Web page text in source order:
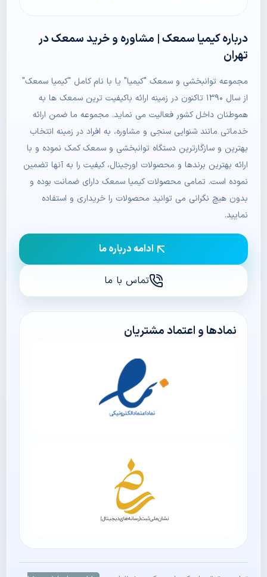
درباره کیمیا سمعک | مشاوره و خرید سمعک در
تهران
مجموعه توانبخشی و سمعک "کیمیا" یا با نام کامل "کیمیا سمعک"
از سال ۱۳۹۰ تاکنون در زمینه ارائه باکیفیت ترین سمعک ها به
هموطنان داخل کشور فعالیت می نماید. مجموعه ما ضمن ارائه
خدماتی مانند شنوایی سنجی و مشاوره، به افراد در زمینه انتخاب
بهترین و سازگارترین دستگاه توانبخشی و سمعک کمک نموده و با
ارائه بهترین برندها و محصولات اورجینال، کیفیت را به آنها تضمین
نموده است. تمامی محصولات کیمیا سمعک دارای ضمانت بوده و
بدون هیچ نگرانی می توانید محصولات را خریداری و استفاده
نمایید.
ادامه درباره ما
تماس با ما
نمادها و اعتماد مشتریان